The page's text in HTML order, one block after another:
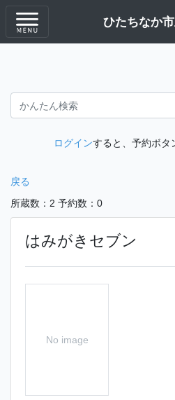
ひたちなか
ログインすると、予約ボタ
戻る
所蔵数：2 予約数：0
はみがきセブン
No image